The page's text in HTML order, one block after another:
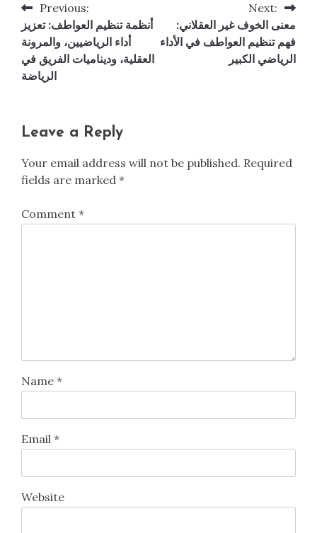
Post
navigation
Previous:
أنظمة تنظيم العواطف: تعزيز
أداء الرياضيين، والمرونة
العقلية، وديناميات الفريق في
الرياضة
Next:
معنى الخوف غير العقلاني:
فهم تنظيم العواطف في الأداء
الرياضي الكبير
Leave a Reply
Your email address will not be published. Required
fields are marked *
Comment *
Name *
Email *
Website